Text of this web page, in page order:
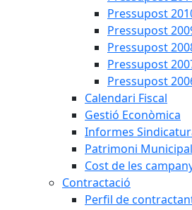
Pressupost
Pressupost
Pressupost
Pressupost
Pressupost
Calendari Fiscal
Gestió Econòmica
Informes
Patrimoni Municipal
Cost de les
Contractació
Perfil de